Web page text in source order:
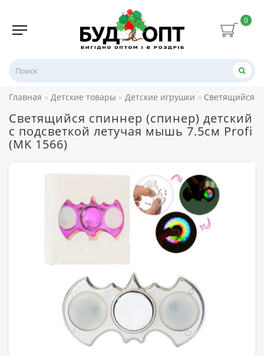
0
Главная Детские товары Детские игрушки Светящийся
Светящийся спиннер (спинер) детский
с подсветкой летучая мышь 7.5см Profi
(MK 1566)